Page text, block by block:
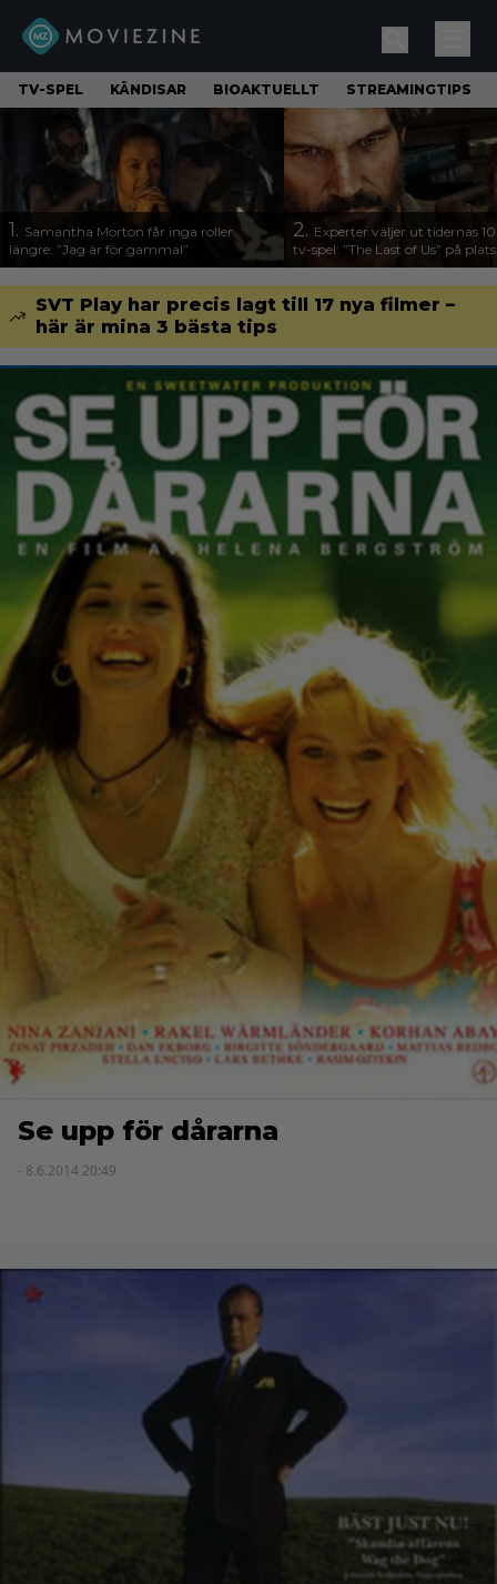
TV-SPEL KÄNDISAR BIOAKTUELLT STREAMINGTIPS
1. Samantha Morton får inga roller
längre: ”Jag är för gammal”
2. Experter väljer ut tidernas
tv-spel: ”The Last of Us” på
SVT Play har precis lagt till 17 nya filmer –
här är mina 3 bästa tips
Se upp för dårarna
- 8.6.2014 20:49